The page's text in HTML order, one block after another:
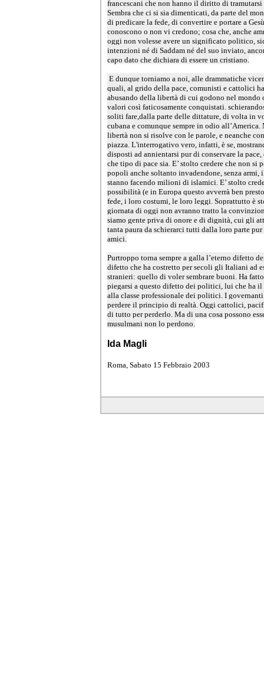
francescani che non hanno il diritto di
Sembra che ci si sia dimenticati, da parte del
di predicare la fede, di convertire e portare a
conoscono o non vi credono; cosa che, anche
oggi non volesse avere un significato politico,
intenzioni né di Saddam né del suo inviato,
capo dato che dichiara di essere un cristiano.
E dunque torniamo a noi, alle drammatiche
quali, al grido della pace, comunisti e cattolici
abusando della libertà di cui godono nel
valori così faticosamente conquistati.
soliti fare,dalla parte delle dittature, di volta in
cubana e comunque sempre in odio
libertà non si risolve con le parole, e neanche
piazza. L'interrogativo vero, infatti, è se,
disposti ad annientarsi pur di conservare la
che tipo di pace sia. E’ stolto credere che non si
popoli anche soltanto invadendone, senza armi,
stanno facendo milioni di islamici. E’ stolto
possibilità (e in Europa questo avverrà ben
fede, i loro costumi, le loro leggi. Soprattutto è
giornata di oggi non avranno tratto la
siamo gente priva di onore e di dignità, cui gli
tanta paura da schierarci tutti dalla loro parte
amici.
Purtroppo torna sempre a galla l’eterno difetto
difetto che ha costretto per secoli gli Italiani ad
stranieri: quello di voler sembrare buoni. Ha
piegarsi a questo difetto dei politici, lui che ha il
alla classe professionale dei politici. I
perdere il principio di realtà. Oggi cattolici,
di tutto per perderlo. Ma di una cosa possono
musulmani non lo perdono.
Ida Magli
Roma, Sabato 15 Febbraio 2003